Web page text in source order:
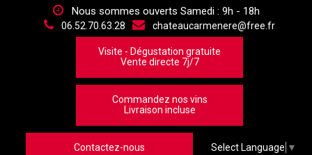
Nous sommes ouverts Samedi : 9h - 18h
06.52.70.63.28 chateaucarmenere@free.fr
Visite - Dégustation gratuite
Vente directe 7j/7
Commandez nos vins
Livraison incluse
Contactez-nous Select Language ▼
Panneau de gestion des cookies